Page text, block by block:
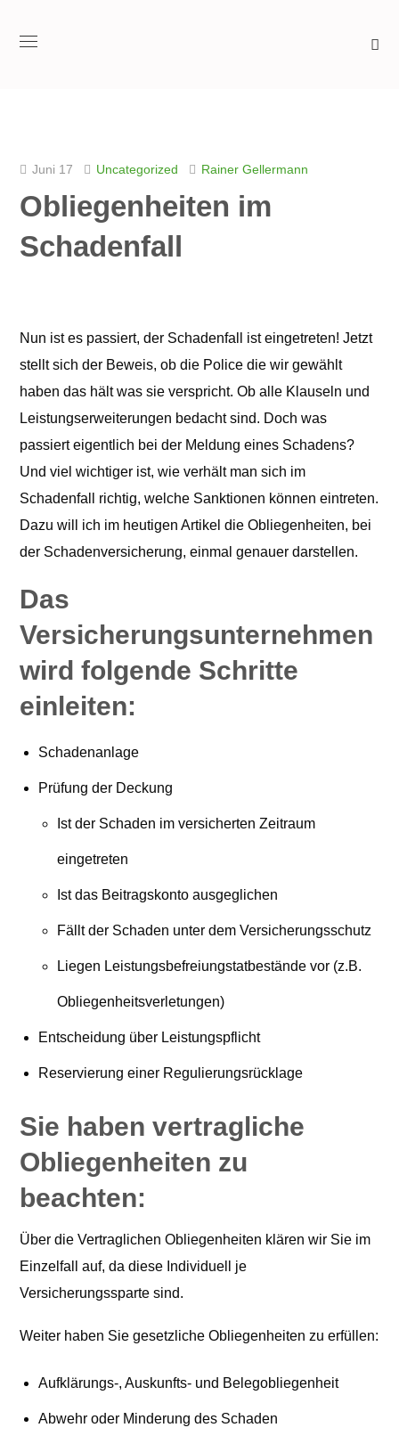
Juni 17 Uncategorized Rainer Gellermann
Obliegenheiten im
Schadenfall
Nun ist es passiert, der Schadenfall ist eingetreten! Jetzt
stellt sich der Beweis, ob die Police die wir gewählt
haben das hält was sie verspricht. Ob alle Klauseln und
Leistungserweiterungen bedacht sind. Doch was
passiert eigentlich bei der Meldung eines Schadens?
Und viel wichtiger ist, wie verhält man sich im
Schadenfall richtig, welche Sanktionen können eintreten.
Dazu will ich im heutigen Artikel die Obliegenheiten, bei
der Schadenversicherung, einmal genauer darstellen.
Das
Versicherungsunternehmen
wird folgende Schritte
einleiten:
Schadenanlage
Prüfung der Deckung
Ist der Schaden im versicherten Zeitraum
eingetreten
Ist das Beitragskonto ausgeglichen
Fällt der Schaden unter dem Versicherungsschutz
Liegen Leistungsbefreiungstatbestände vor (z.B.
Obliegenheitsverletungen)
Entscheidung über Leistungspflicht
Reservierung einer Regulierungsrücklage
Sie haben vertragliche
Obliegenheiten zu
beachten:
Über die Vertraglichen Obliegenheiten klären wir Sie im
Einzelfall auf, da diese Individuell je
Versicherungssparte sind.
Weiter haben Sie gesetzliche Obliegenheiten zu erfüllen:
Aufklärungs-, Auskunfts- und Belegobliegenheit
Abwehr oder Minderung des Schaden